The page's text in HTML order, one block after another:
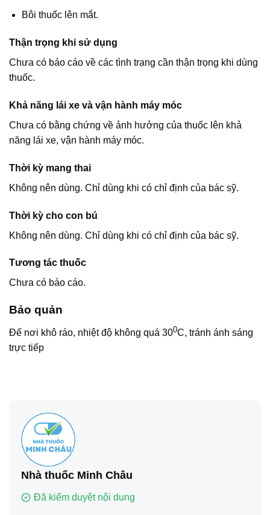
Bôi thuốc lên mắt.
Thận trọng khi sử dụng
Chưa có báo cáo về các tình trạng cần thận trọng khi dùng
thuốc.
Khả năng lái xe và vận hành máy móc
Chưa có bằng chứng về ảnh hưởng của thuốc lên khả
năng lái xe, vận hành máy móc.
Thời kỳ mang thai
Không nên dùng. Chỉ dùng khi có chỉ định của bác sỹ.
Thời kỳ cho con bú
Không nên dùng. Chỉ dùng khi có chỉ định của bác sỹ.
Tương tác thuốc
Chưa có báo cáo.
Bảo quản
Để nơi khô ráo, nhiệt độ không quá 300C, tránh ánh sáng
trực tiếp
Nhà thuốc Minh Châu
Đã kiểm duyệt nội dung